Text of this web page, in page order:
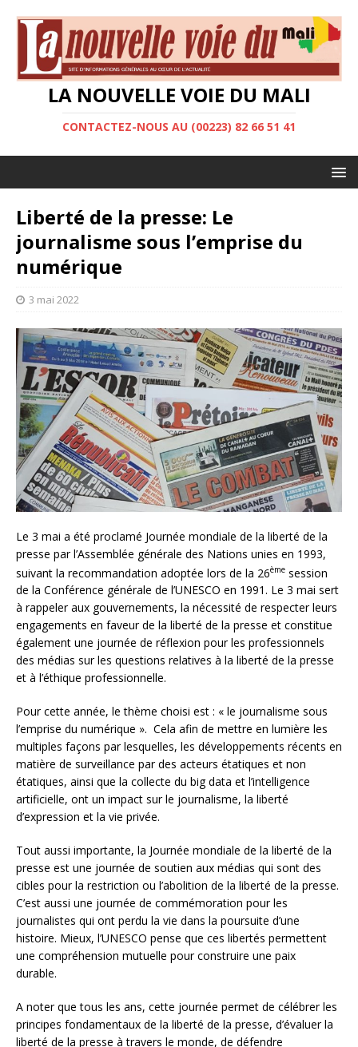
LA NOUVELLE VOIE DU MALI
CONTACTEZ-NOUS AU (00223) 82 66 51 41
Liberté de la presse: Le
journalisme sous l’emprise du
numérique
3 mai 2022
Le 3 mai a été proclamé Journée mondiale de la liberté de la
presse par l’Assemblée générale des Nations unies en 1993,
suivant la recommandation adoptée lors de la 26ème session
de la Conférence générale de l’UNESCO en 1991. Le 3 mai sert
à rappeler aux gouvernements, la nécessité de respecter leurs
engagements en faveur de la liberté de la presse et constitue
également une journée de réflexion pour les professionnels
des médias sur les questions relatives à la liberté de la presse
et à l’éthique professionnelle.
Pour cette année, le thème choisi est : « le journalisme sous
l’emprise du numérique ». Cela afin de mettre en lumière les
multiples façons par lesquelles, les développements récents en
matière de surveillance par des acteurs étatiques et non
étatiques, ainsi que la collecte du big data et l’intelligence
artificielle, ont un impact sur le journalisme, la liberté
d’expression et la vie privée.
Tout aussi importante, la Journée mondiale de la liberté de la
presse est une journée de soutien aux médias qui sont des
cibles pour la restriction ou l’abolition de la liberté de la presse.
C’est aussi une journée de commémoration pour les
journalistes qui ont perdu la vie dans la poursuite d’une
histoire. Mieux, l’UNESCO pense que ces libertés permettent
une compréhension mutuelle pour construire une paix
durable.
A noter que tous les ans, cette journée permet de célébrer les
principes fondamentaux de la liberté de la presse, d’évaluer la
liberté de la presse à travers le monde, de défendre